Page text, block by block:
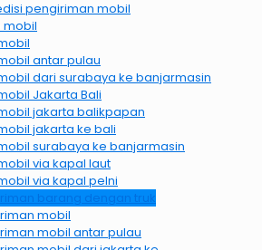
pengiriman mobil
mobil
antar pulau
dari surabaya ke banjarmasin
Jakarta Bali
jakarta balikpapan
jakarta ke bali
surabaya ke banjarmasin
via kapal laut
via kapal pelni
barang dengan truk
mobil
mobil antar pulau